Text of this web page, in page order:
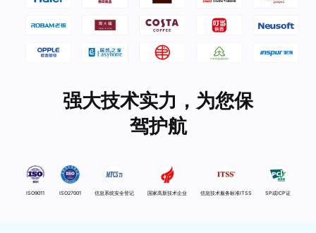
强大技术实力，为您保
驾护航
ISO9011 ISO27001 信息系统安全登记 国家高新技术企业 信息技术服务标准ITSS SP或ICP证